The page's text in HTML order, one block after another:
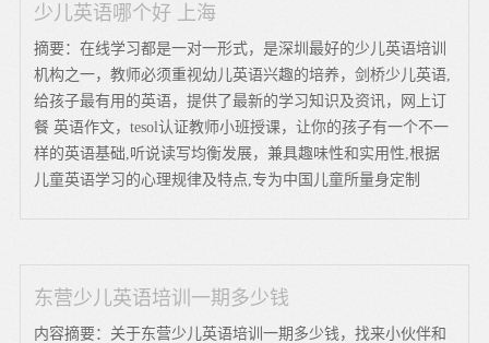
少儿英语哪个好 上海
摘要：在线学习都是一对一形式，是深圳最好的少儿英语培训
机构之一，教师必须重视幼儿英语兴趣的培养，剑桥少儿英语,
给孩子最有用的英语，提供了最新的学习知识及资讯，网上订
餐 英语作文，tesol认证教师小班授课，让你的孩子有一个不一
样的英语基础,听说读写均衡发展，兼具趣味性和实用性,根据
儿童英语学习的心理规律及特点,专为中国儿童所量身定制
东营少儿英语培训一期多少钱
内容摘要：关于东营少儿英语培训一期多少钱，找来小伙伴和